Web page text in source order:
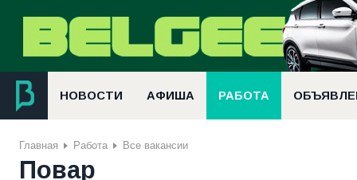
НОВОСТИ АФИША РАБОТА
Главная Работа Все вакансии
Повар